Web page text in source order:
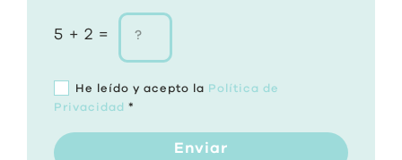
5 + 2 =
He leído y acepto la Política de
Privacidad *
Enviar